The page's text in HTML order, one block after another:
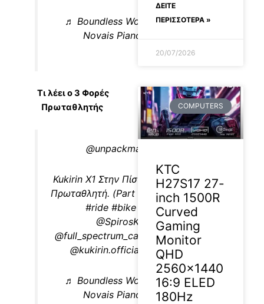
♬ Boundless Worship – Josué
Novais Piano Worship
Τι λέει ο 3 Φορές
Πρωταθλητής
@unpackman.review
Kukirin X1 Στην Πίστα! Η Γνώμη του
Πρωταθλητή. (Part 2)
#cross #moto
#ride #bike
#foryour
@SpirosKosmas
@full_spectrum_captures @KuKirin
@kukirin.official @kukirineu
♬ Boundless Worship – Josué
Novais Piano Worship
ΔΕΊΤΕ
ΠΕΡΙΣΣΟΤΕΡΑ »
20/07/2026
COMPUTERS
KTC
H27S17 27-
inch 1500R
Curved
Gaming
Monitor
QHD
2560×1440
16:9 ELED
180Hz